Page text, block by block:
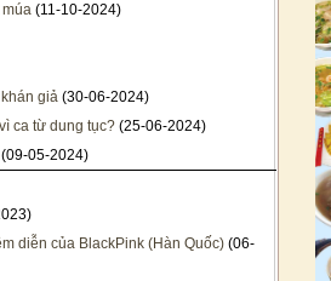
(11-10-2024)
giả (30-06-2024)
ca từ dung tục? (25-06-2024)
(09-05-2024)
diễn của BlackPink (Hàn Quốc) (06-